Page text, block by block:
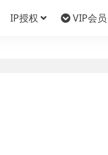
IP授权 VIP会员